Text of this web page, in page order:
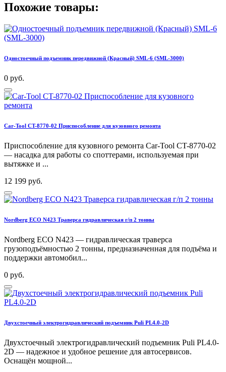
Похожие товары:
Одностоечный подъемник передвижной (Красный) SML-6 (SML-3000)
0 руб.
Car-Tool CT-8770-02 Приспособление для кузовного ремонта
Приспособление для кузовного ремонта Car-Tool CT-8770-02
— насадка для работы со споттерами, используемая при
вытяжке и ...
12 199 руб.
Nordberg ECO N423 Траверса гидравлическая г/п 2 тонны
Nordberg ECO N423 — гидравлическая траверса
грузоподъёмностью 2 тонны, предназначенная для подъёма и
поддержки автомобил...
0 руб.
Двухстоечный электрогидравлический подъемник Puli PL4.0-2D
Двухстоечный электрогидравлический подъемник Puli PL4.0-
2D — надежное и удобное решение для автосервисов.
Оснащён мощной...